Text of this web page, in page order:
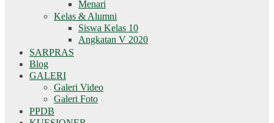
Menari
Kelas & Alumni
Siswa Kelas 10
Angkatan V 2020
SARPRAS
Blog
GALERI
Galeri Video
Galeri Foto
PPDB